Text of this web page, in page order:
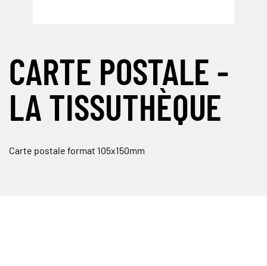
CARTE POSTALE -
LA TISSUTHÈQUE
Carte postale format 105x150mm